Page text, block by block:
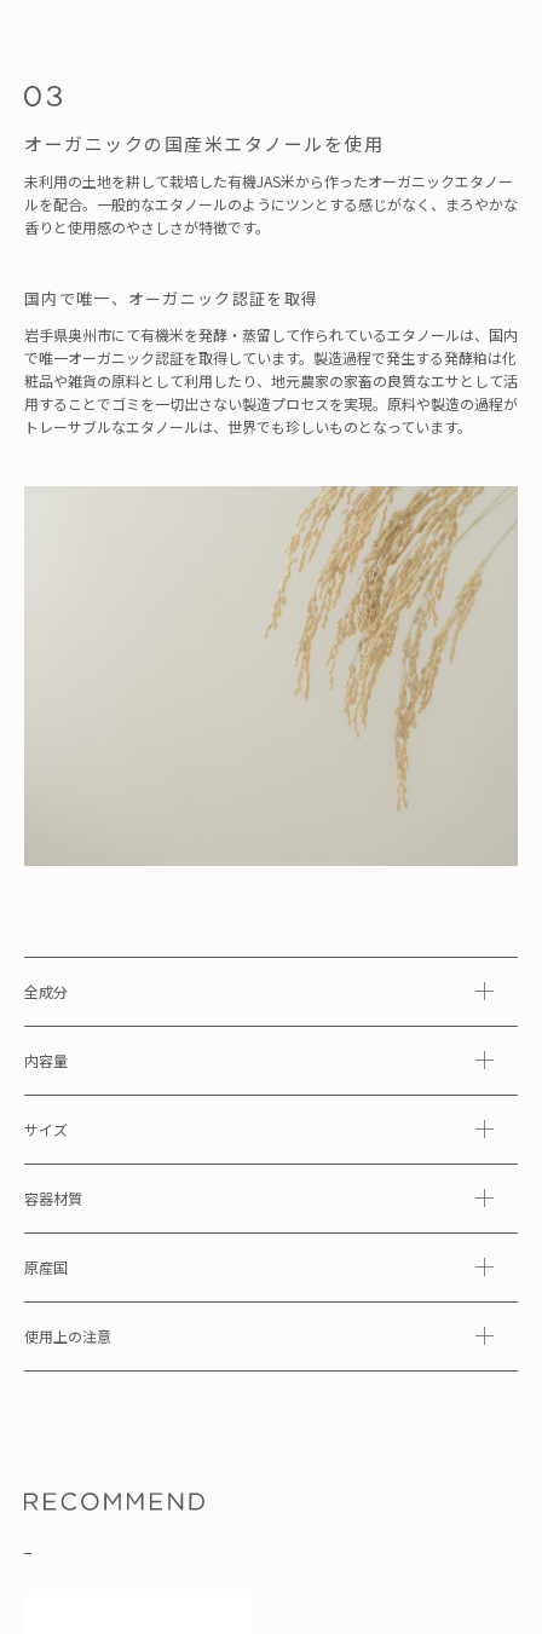
オーガニックの国産米エタノールを使用
未利用の土地を耕して栽培した有機JAS米から作ったオーガニックエタノー
ルを配合。一般的なエタノールのようにツンとする感じがなく、まろやかな
香りと使用感のやさしさが特徴です。
国内で唯一、オーガニック認証を取得
岩手県奥州市にて有機米を発酵・蒸留して作られているエタノールは、国内
で唯一オーガニック認証を取得しています。製造過程で発生する発酵粕は化
粧品や雑貨の原料として利用したり、地元農家の家畜の良質なエサとして活
用することでゴミを一切出さない製造プロセスを実現。原料や製造の過程が
トレーサブルなエタノールは、世界でも珍しいものとなっています。
全成分
内容量
サイズ
容器材質
原産国
使用上の注意